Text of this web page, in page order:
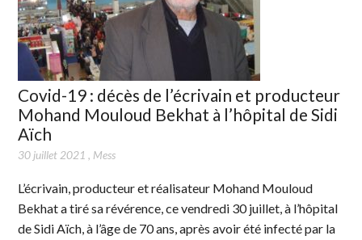
Covid-19 : décès de l’écrivain et producteur
Mohand Mouloud Bekhat à l’hôpital de Sidi
Aïch
30 juillet 2021 , Mess
L’écrivain, producteur et réalisateur Mohand Mouloud
Bekhat a tiré sa révérence, ce vendredi 30 juillet, à l’hôpital
de Sidi Aïch, à l’âge de 70 ans, après avoir été infecté par la